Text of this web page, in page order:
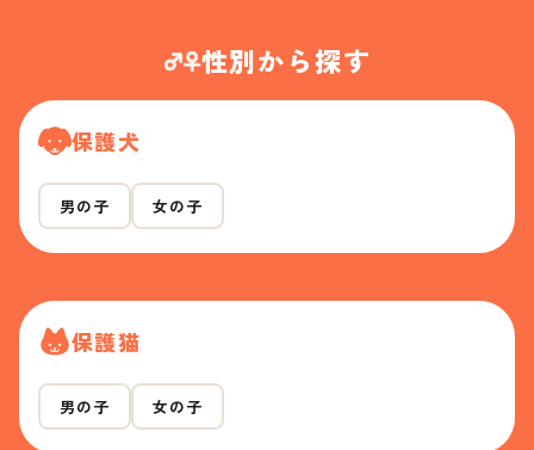
性別から探す
保護犬
男の子 女の子
保護猫
男の子 女の子